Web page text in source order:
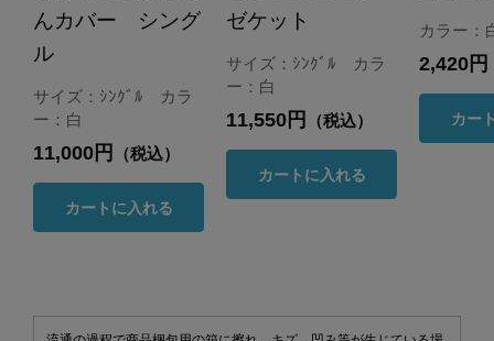
んカバー シング
ル
サイズ：ｼﾝｸﾞﾙ カラ
ー：白
11,000円 （税込）
カートに入れる
ゼケット
サイズ：ｼﾝｸﾞﾙ カラ
ー：白
11,550円 （税込）
カートに入れる
カラー：
2,420円
カー